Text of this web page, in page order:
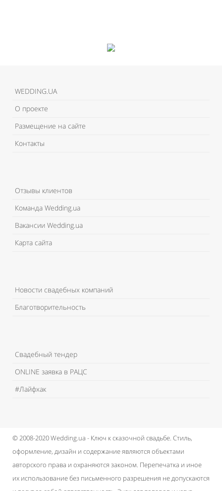
WEDDING.UA
О проекте
Размещение на сайте
Контакты
Отзывы клиентов
Команда Wedding.ua
Вакансии Wedding.ua
Карта сайта
Новости свадебных компаний
Благотворительность
Свадебный тендер
ONLINE заявка в РАЦС
#Лайфхак
© 2008-2020 Wedding.ua - Ключ к сказочной свадьбе. Стиль,
оформление, дизайн и содержание являются объектами
авторского права и охраняются законом. Перепечатка и иное
их использование без письменного разрешения не допускаются